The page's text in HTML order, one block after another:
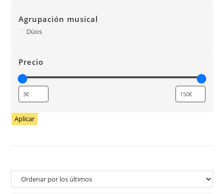
Agrupación musical
Dúos
Precio
Aplicar